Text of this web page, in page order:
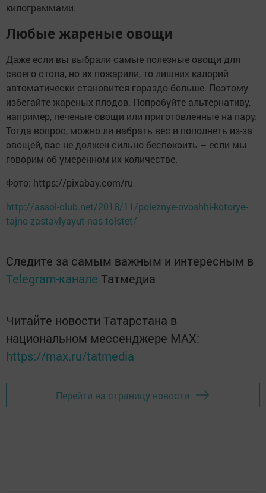
килограммами.
Любые жареные овощи
Даже если вы выбрали самые полезные овощи для
своего стола, но их пожарили, то лишних калорий
автоматически становится гораздо больше. Поэтому
избегайте жареных плодов. Попробуйте альтернативу,
например, печеные овощи или приготовленные на пару.
Тогда вопрос, можно ли набрать вес и пополнеть из-за
овощей, вас не должен сильно беспокоить – если мы
говорим об умеренном их количестве.
Фото: https://pixabay.com/ru
http://assol-club.net/2018/11/poleznye-ovoshhi-kotorye-
tajno-zastavlyayut-nas-tolstet/
Следите за самым важным и интересным в
Telegram-канале Татмедиа
Читайте новости Татарстана в
национальном мессенджере MАХ:
https://max.ru/tatmedia
Перейти на страницу новости